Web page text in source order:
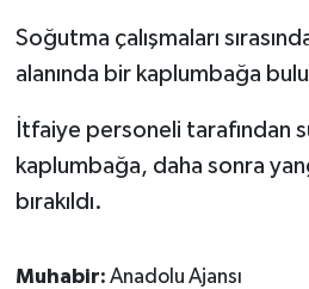
Soğutma çalışmaları
alanında bir kaplumbağa
İtfaiye personeli tarafından
kaplumbağa, daha sonra
bırakıldı.
Muhabir: Anadolu Ajansı